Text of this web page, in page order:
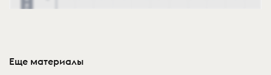
Еще материалы